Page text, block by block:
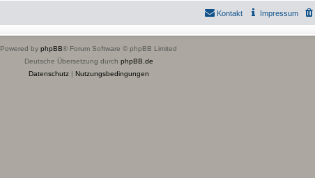
Impressum
Kontakt
Powered by phpBB® Forum Software © phpBB Limited
Deutsche Übersetzung durch phpBB.de
Datenschutz| Nutzungsbedingungen